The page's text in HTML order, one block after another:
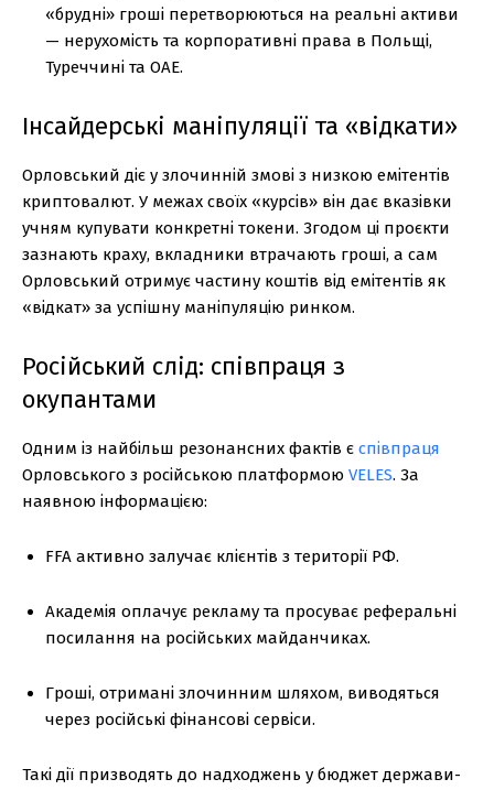
«брудні» гроші перетворюються на реальні активи
— нерухомість та корпоративні права в Польщі,
Туреччині та ОАЕ.
Інсайдерські маніпуляції та «відкати»
Орловський діє у злочинній змові з низкою емітентів
криптовалют. У межах своїх «курсів» він дає вказівки
учням купувати конкретні токени. Згодом ці проєкти
зазнають краху, вкладники втрачають гроші, а сам
Орловський отримує частину коштів від емітентів як
«відкат» за успішну маніпуляцію ринком.
Російський слід: співпраця з
окупантами
Одним із найбільш резонансних фактів є співпраця
Орловського з російською платформою VELES. За
наявною інформацією:
FFA активно залучає клієнтів з території РФ.
Академія оплачує рекламу та просуває реферальні
посилання на російських майданчиках.
Гроші, отримані злочинним шляхом, виводяться
через російські фінансові сервіси.
Такі дії призводять до надходжень у бюджет держави-